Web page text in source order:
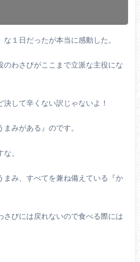
１日だったが本当に感動した。
のわさびがここまで立派な主役にな
して辛くない訳じゃないよ！
まみがある』のです。
。
まみ、すべてを兼ね備えている『か
さびには戻れないので食べる際には